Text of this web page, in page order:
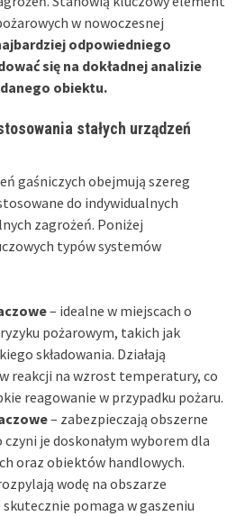
w nowoczesnej
odpowiedniego
się na dokładnej analizie
obiektu.
stałych urządzeń
gaśniczych obejmują szereg
do indywidualnych
zagrożeń. Poniżej
typów systemów
– idealne w miejscach o
pożarowym, takich jak
składowania. Działają
reakcji na wzrost temperatury, co
reagowanie w przypadku pożaru.
– zabezpieczają obszerne
je doskonałym wyborem dla
oraz obiektów handlowych.
wodę na obszarze
pomaga w gaszeniu